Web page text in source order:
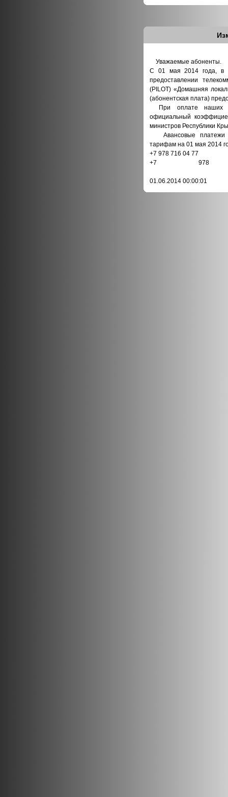
Уважаемые абоненты.
С 01 мая 2014 года, в
предоставлении
(PILOT) «Домашняя
(абонентская плата)
При оплате наших
официальный
министров Республики
Авансовые платежи
тарифам на 01 мая 2014
+7 978 716 04 77
+7
01.06.2014 00:00:01